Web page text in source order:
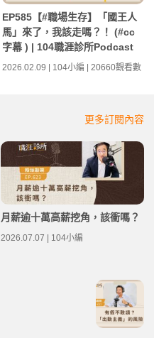
EP585【#職場生存】「國王人
馬」來了，我該走嗎？！ (#cc
字幕 ) | 104職涯診所Podcast
2026.02.09 | 104小編 | 20660觀看數
更多訂閱內容
月薪逾十萬高薪挖角，該衝嗎？
2026.07.07 | 104小編